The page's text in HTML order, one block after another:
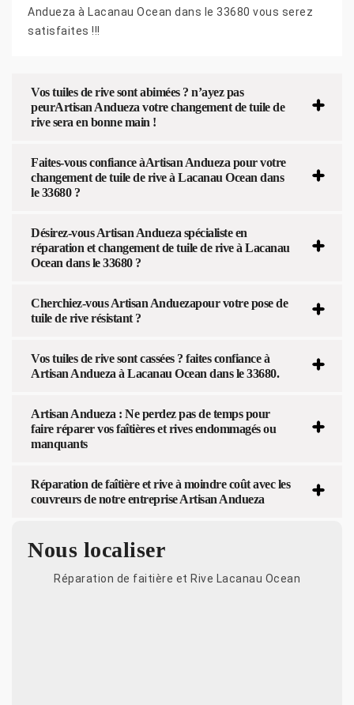
Andueza à Lacanau Ocean dans le 33680 vous serez
satisfaites !!!
Vos tuiles de rive sont abimées ? n’ayez pas
peurArtisan Andueza votre changement de tuile de
rive sera en bonne main !
Faites-vous confiance àArtisan Andueza pour votre
changement de tuile de rive à Lacanau Ocean dans
le 33680 ?
Désirez-vous Artisan Andueza spécialiste en
réparation et changement de tuile de rive à Lacanau
Ocean dans le 33680 ?
Cherchiez-vous Artisan Anduezapour votre pose de
tuile de rive résistant ?
Vos tuiles de rive sont cassées ? faites confiance à
Artisan Andueza à Lacanau Ocean dans le 33680.
Artisan Andueza : Ne perdez pas de temps pour
faire réparer vos faîtières et rives endommagés ou
manquants
Réparation de faîtière et rive à moindre coût avec les
couvreurs de notre entreprise Artisan Andueza
Nous localiser
Réparation de faitière et Rive Lacanau Ocean